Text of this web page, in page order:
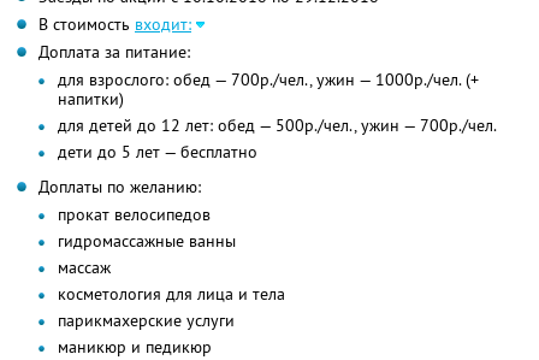
В стоимость входит:
Доплата за питание:
для взрослого: обед — 700р./чел., ужин — 1000р./чел. (+
напитки)
для детей до 12 лет: обед — 500р./чел., ужин — 700р./чел.
дети до 5 лет — бесплатно
Доплаты по желанию:
прокат велосипедов
гидромассажные ванны
массаж
косметология для лица и тела
парикмахерские услуги
маникюр и педикюр